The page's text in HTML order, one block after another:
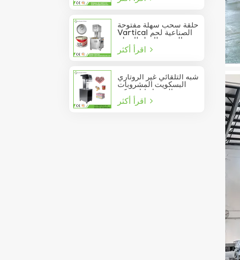
حلقة سحب سهلة مفتوحة
Vartical الصناعية لحم
الخنزير الغداء الدجاج
صدور اللحوم الغذاء يمكن
فراغ آلة ختم
شبه التلقائي غير الروتاري
البسكويت المشروبات
السدادة